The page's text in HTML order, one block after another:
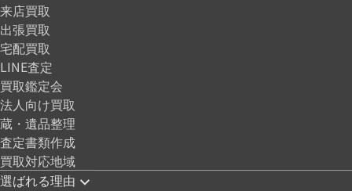
来店買取
出張買取
宅配買取
LINE査定
買取鑑定会
法人向け買取
蔵・遺品整理
査定書類作成
買取対応地域
選ばれる理由